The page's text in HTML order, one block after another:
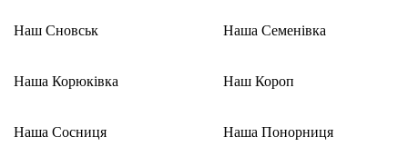
Наш Сновськ
Наша Корюківка
Наша Сосниця
Наша Семенівка
Наш Короп
Наша Понорниця